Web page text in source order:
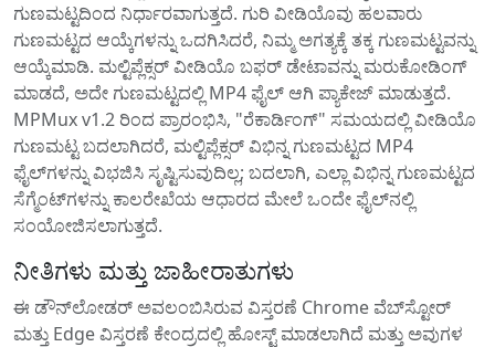
ಗುಣಮಟ್ಟದಿಂದ ನಿರ್ಧಾರವಾಗುತ್ತದೆ. ಗುರಿ ವೀಡಿಯೊವು ಹಲವಾರು
ಗುಣಮಟ್ಟದ ಆಯ್ಕೆಗಳನ್ನು ಒದಗಿಸಿದರೆ, ನಿಮ್ಮ ಅಗತ್ಯಕ್ಕೆ ತಕ್ಕ ಗುಣಮಟ್ಟವನ್ನು
ಆಯ್ಕೆಮಾಡಿ. ಮಲ್ಟಿಪ್ಲೆಕ್ಸರ್ ವೀಡಿಯೊ ಬಫರ್ ಡೇಟಾವನ್ನು ಮರುಕೋಡಿಂಗ್
ಮಾಡದೆ, ಅದೇ ಗುಣಮಟ್ಟದಲ್ಲಿ MP4 ಫೈಲ್‌ ಆಗಿ ಪ್ಯಾಕೇಜ್ ಮಾಡುತ್ತದೆ.
MPMux v1.2 ರಿಂದ ಪ್ರಾರಂಭಿಸಿ, "ರೆಕಾರ್ಡಿಂಗ್" ಸಮಯದಲ್ಲಿ ವೀಡಿಯೊ
ಗುಣಮಟ್ಟ ಬದಲಾಗಿದರೆ, ಮಲ್ಟಿಪ್ಲೆಕ್ಸರ್ ವಿಭಿನ್ನ ಗುಣಮಟ್ಟದ MP4
ಫೈಲ್‌ಗಳನ್ನು ವಿಭಜಿಸಿ ಸೃಷ್ಟಿಸುವುದಿಲ್ಲ; ಬದಲಾಗಿ, ಎಲ್ಲಾ ವಿಭಿನ್ನ ಗುಣಮಟ್ಟದ
ಸೆಗ್ಮೆಂಟ್‌ಗಳನ್ನು ಕಾಲರೇಖೆಯ ಆಧಾರದ ಮೇಲೆ ಒಂದೇ ಫೈಲ್‌ನಲ್ಲಿ
ಸಂಯೋಜಿಸಲಾಗುತ್ತದೆ.
ನೀತಿಗಳು ಮತ್ತು ಜಾಹೀರಾತುಗಳು
ಈ ಡೌನ್‌ಲೋಡರ್ ಅವಲಂಬಿಸಿರುವ ವಿಸ್ತರಣೆ Chrome ವೆಬ್‌ಸ್ಟೋರ್
ಮತ್ತು Edge ವಿಸ್ತರಣೆ ಕೇಂದ್ರದಲ್ಲಿ ಹೋಸ್ಟ್ ಮಾಡಲಾಗಿದೆ ಮತ್ತು ಅವುಗಳ